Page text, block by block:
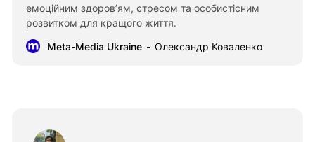
емоційним здоров’ям, стресом та особистісним
розвитком для кращого життя.
Meta-Media Ukraine
Олександр Коваленко